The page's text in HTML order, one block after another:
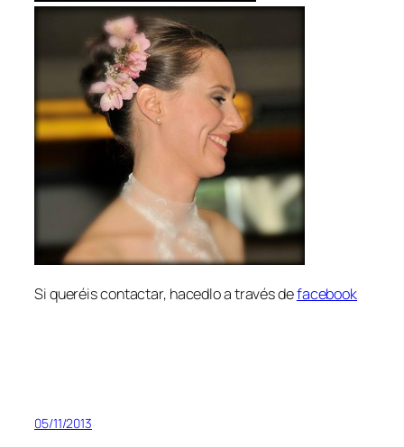
Si queréis contactar, hacedlo a través defacebook
05/11/2013